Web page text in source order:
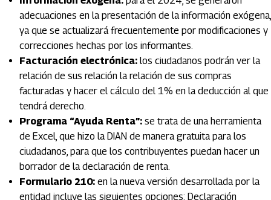
adecuaciones en la presentación de la información exógena,
ya que se actualizará frecuentemente por modificaciones y
correcciones hechas por los informantes.
Facturación electrónica: los ciudadanos podrán ver la
relación de sus relación la relación de sus compras
facturadas y hacer el cálculo del 1% en la deducción al que
tendrá derecho.
Programa “Ayuda Renta”: se trata de una herramienta
de Excel, que hizo la DIAN de manera gratuita para los
ciudadanos, para que los contribuyentes puedan hacer un
borrador de la declaración de renta.
Formulario 210: en la nueva versión desarrollada por la
entidad incluye las siguientes opciones: Declaración